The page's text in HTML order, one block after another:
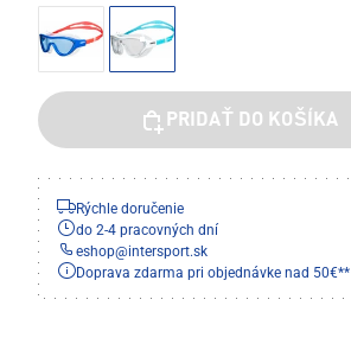
PRIDAŤ DO KOŠÍKA
Rýchle doručenie
do 2-4 pracovných dní
eshop@intersport.sk
Doprava zdarma pri objednávke nad 50€**